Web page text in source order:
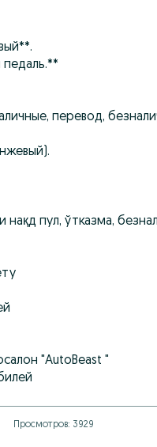
педаль.**
перевод,
нақд пул, ўтказма,
"AutoBeast "
Просмотров: 3929